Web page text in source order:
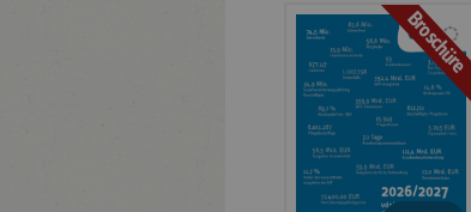
Broschüre